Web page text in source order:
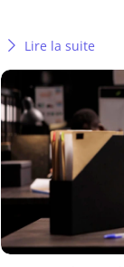
Lire la suite